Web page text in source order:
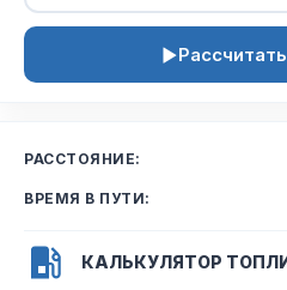
РАССТОЯНИЕ:
ВРЕМЯ В ПУТИ:
КАЛЬКУЛЯТОР